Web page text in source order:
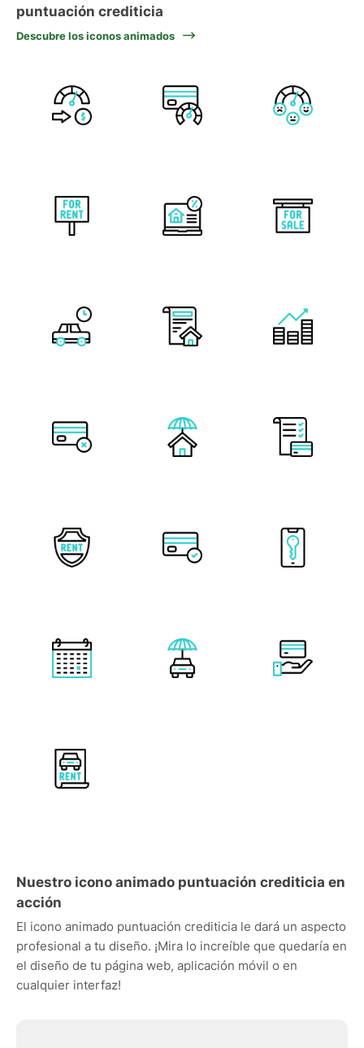
puntuación crediticia
Descubre los iconos animados
Nuestro icono animado puntuación crediticia en
acción
El icono animado puntuación crediticia le dará un aspecto
profesional a tu diseño. ¡Mira lo increíble que quedaría en
el diseño de tu página web, aplicación móvil o en
cualquier interfaz!